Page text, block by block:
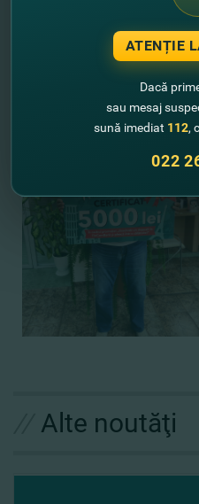
Alte noutăţi
ATENȚIE
Dacă
sau mesaj
sună imediat 112,
022